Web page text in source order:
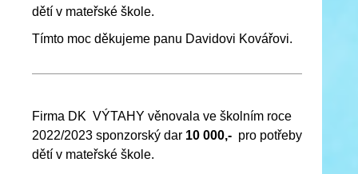
dětí v mateřské škole.
Tímto moc děkujeme panu Davidovi Kovářovi.
Firma DK VÝTAHY věnovala ve školním roce
2022/2023 sponzorský dar 10 000,- pro potřeby
dětí v mateřské škole.